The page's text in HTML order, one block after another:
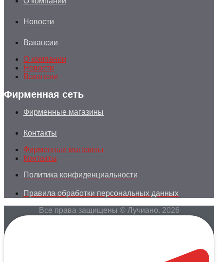
Новости
Вакансии
О компании
Новости
Вакансии
Фирменная сеть
Фирменные магазины
Контакты
Фирменные магазины
Контакты
Политика конфиденциальности
Правила обработки персональных данных
Все права защищены © Лучиано. 2026